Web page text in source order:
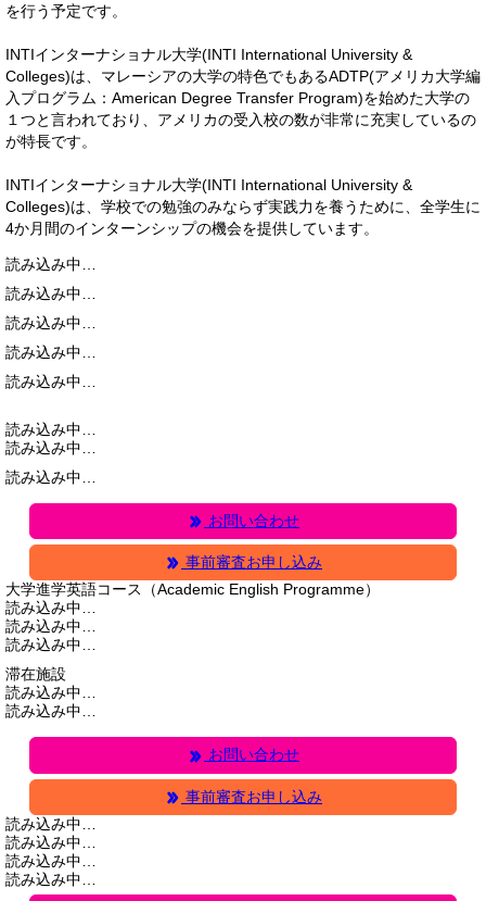
を行う予定です。
INTIインターナショナル大学(INTI International University &
Colleges)は、マレーシアの大学の特色でもあるADTP(アメリカ大学編
入プログラム：American Degree Transfer Program)を始めた大学の
１つと言われており、アメリカの受入校の数が非常に充実しているの
が特長です。
INTIインターナショナル大学(INTI International University &
Colleges)は、学校での勉強のみならず実践力を養うために、全学生に
4か月間のインターンシップの機会を提供しています。
読み込み中…
読み込み中…
読み込み中…
読み込み中…
読み込み中…
読み込み中…
読み込み中…
読み込み中…
お問い合わせ
事前審査お申し込み
大学進学英語コース（Academic English Programme）
読み込み中…
読み込み中…
読み込み中…
滞在施設
読み込み中…
読み込み中…
お問い合わせ
事前審査お申し込み
読み込み中…
読み込み中…
読み込み中…
読み込み中…